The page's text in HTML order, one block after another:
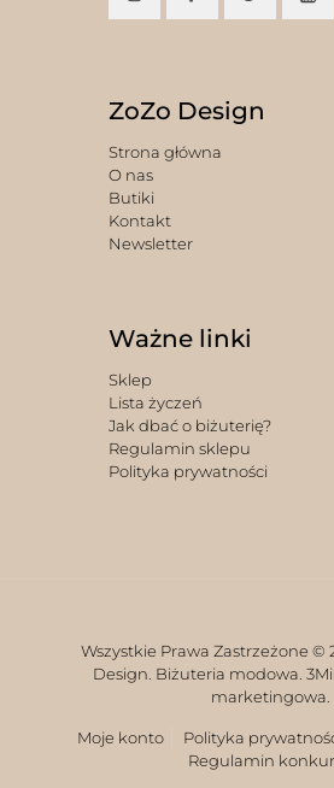
ZoZo Design
Strona główna
O nas
Butiki
Kontakt
Newsletter
Ważne linki
Sklep
Lista życzeń
Jak dbać o biżuterię?
Regulamin sklepu
Polityka prywatności
Wszystkie Prawa Zastrzeżone ©
Design. Biżuteria modowa.
marketingowa.
Moje konto Polityka
Regulamin